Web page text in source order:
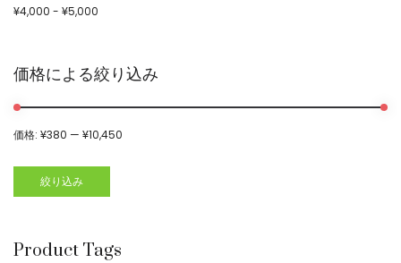
¥4,000 - ¥5,000
価格による絞り込み
絞り込み
価格: ¥380 — ¥10,450
Product Tags